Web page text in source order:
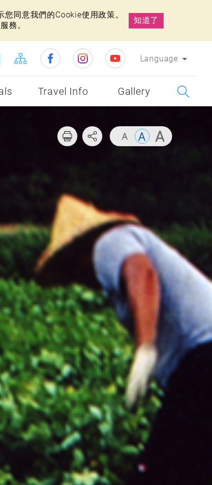
同意我們的Cookie使用政策。
務。
知道了
Language
Travel Info Gallery